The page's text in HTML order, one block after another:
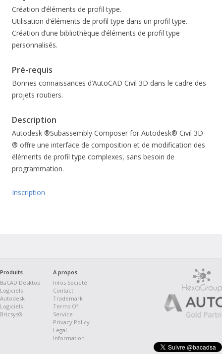
Création d’éléments de profil type.
Utilisation d’éléments de profil type dans un profil type.
Création d’une bibliothèque d’éléments de profil type
personnalisés.
Pré-requis
Bonnes connaissances d’AutoCAD Civil 3D dans le cadre des
projets routiers.
Description
Autodesk ®Subassembly Composer for Autodesk® Civil 3D
® offre une interface de composition et de modification des
éléments de profil type complexes, sans besoin de
programmation.
Inscription
Produits
BaCAD Desktop
Logiciels
Autodesk
Logiciels
Bricsys®
A propos
Infos Société
Contact
Trademark
Terms Of
Service
Privacy Policy
Legal
Information